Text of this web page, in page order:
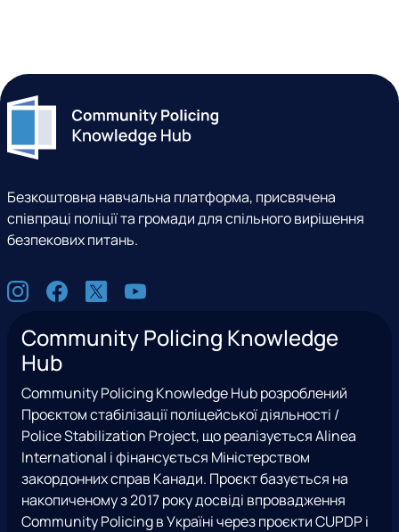
Безкоштовна навчальна платформа, присвячена
співпраці поліції та громади для спільного вирішення
безпекових питань.
С
оI
s
a
g
a
m
F
c
e
b
o
o
k
X
e
T
w
i
t
t
e
r
Y
u
u
b
e
Community Policing Knowledge
Hub
Community Policing Knowledge Hub розроблений
Проєктом стабілізації поліцейської діяльності /
Police Stabilization Project, що реалізується Alinea
International і фінансується Міністерством
закордонних справ Канади. Проєкт базується на
накопиченому з 2017 року досвіді впровадження
Community Policing в Україні через проєкти CUPDP і